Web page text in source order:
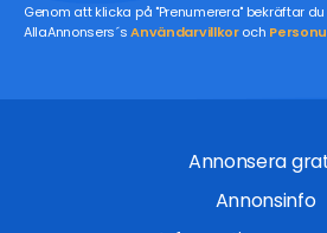
Genom att klicka på "Prenumerera" bekräftar
AllaAnnonsers´sAnvändarvillkoroch
Annonsera
Annonsinfo